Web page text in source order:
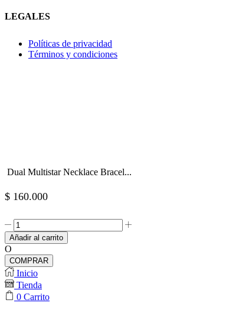
LEGALES
Políticas de privacidad
Términos y condiciones
Dual Multistar Necklace Bracel...
$ 160.000
Dual
Multistar
Necklace
Bracelet
cantidad
Añadir al carrito
O
COMPRAR
Inicio
Tienda
0 Carrito